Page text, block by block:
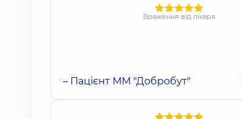
Враження від лікаря
– Пацієнт ММ "Добробут"